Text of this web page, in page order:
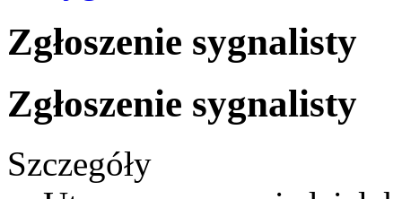
Zgłoszenie sygnalisty
Zgłoszenie sygnalisty
Szczegóły